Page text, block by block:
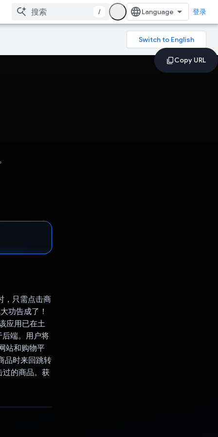
/ 登录
，只需点击商
功告成了！
应用已在土
端。用户将
站和购物平
品时来回跳转
过的商品。获